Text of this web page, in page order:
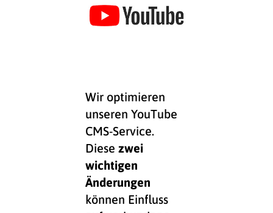
Wir optimieren
unseren YouTube
CMS-Service.
Diesezwei
wichtigen
Änderungen
können Einfluss